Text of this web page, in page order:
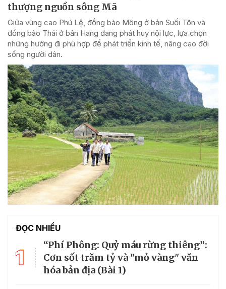
thượng nguồn sông Mã
Giữa vùng cao Phú Lệ, đồng bào Mông ở bản Suối Tôn và
đồng bào Thái ở bản Hang đang phát huy nội lực, lựa chọn
những hướng đi phù hợp để phát triển kinh tế, nâng cao đời
sống người dân.
ĐỌC NHIỀU
1
“Phí Phông: Quỷ máu rừng thiêng”:
Cơn sốt trăm tỷ và "mỏ vàng" văn
hóa bản địa (Bài 1)